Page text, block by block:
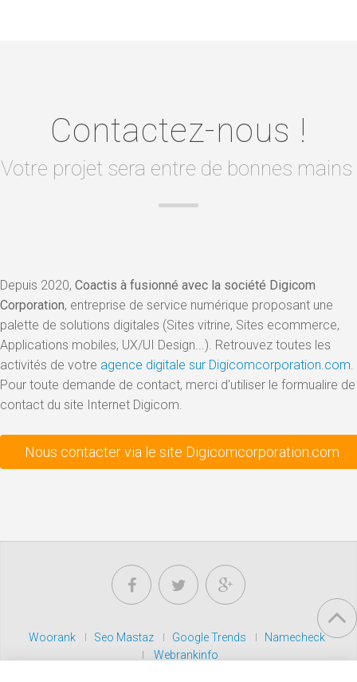
Contactez-nous !
Votre projet sera entre de bonnes mains
Depuis 2020, Coactis à fusionné avec la société Digicom
Corporation, entreprise de service numérique proposant une
palette de solutions digitales (Sites vitrine, Sites ecommerce,
Applications mobiles, UX/UI Design...). Retrouvez toutes les
activités de votre agence digitale sur Digicomcorporation.com.
Pour toute demande de contact, merci d'utiliser le formualire de
contact du site Internet Digicom.
Nous contacter via le site Digicomcorporation.com
Woorank Seo Mastaz Google Trends
Namecheck
Webrankinfo